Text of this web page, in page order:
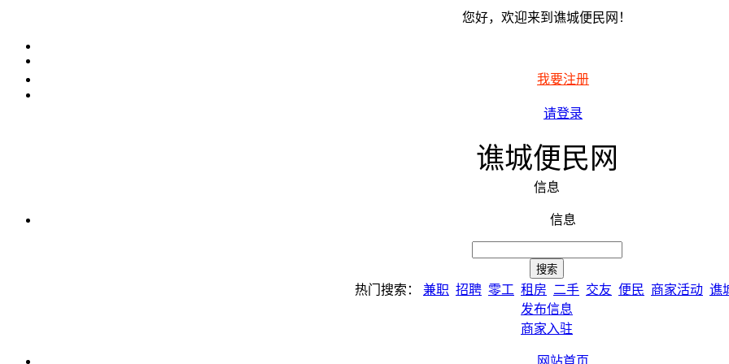
您好，欢迎来到谯城便民网！
我要注册
请登录
谯城便民网
信息
信息
热门搜索： 兼职 招聘 零工 租房 二手 交友 便民 商家活动 谯
发布信息
商家入驻
网站首页